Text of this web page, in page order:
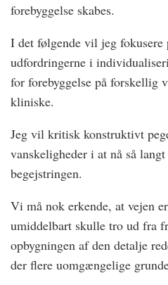
forebyggelse skabes.
I det følgende vil jeg
udfordringerne i
for forebyggelse på forskellig
kliniske.
Jeg vil kritisk konstruktivt
vanskeligheder i at nå så
begejstringen.
Vi må nok erkende, at vejen
umiddelbart skulle tro ud fra
opbygningen af den detalje
der flere uomgængelige